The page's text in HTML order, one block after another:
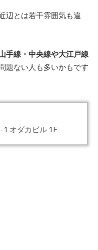
辺とは若干雰囲気も違
手線・中央線や大江戸線
題ない人も多いかもです
オダカビル 1F